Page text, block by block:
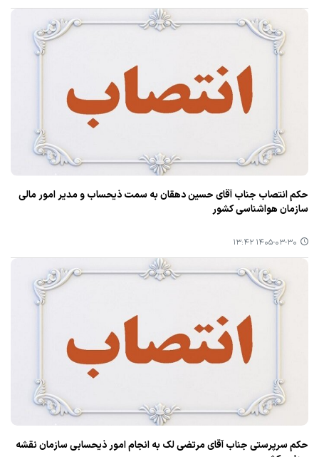
حکم انتصاب جناب آقای حسین دهقان به سمت ذیحساب و مدیر امور مالی
سازمان هواشناسی کشور
۱۴۰۵-۰۳-۳۰ ۱۳:۴۲
حکم سرپرستی جناب آقای مرتضی لک به انجام امور ذیحسابی سازمان نقشه